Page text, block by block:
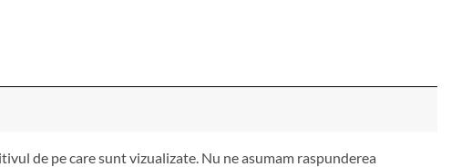
de pe care sunt vizualizate. Nu ne asumam raspunderea